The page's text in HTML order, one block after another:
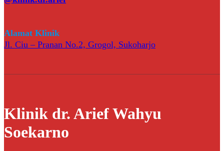
Alamat Klinik
Jl. Ciu – Pranan No.2, Grogol, Sukoharjo
Klinik dr. Arief Wahyu
Soekarno